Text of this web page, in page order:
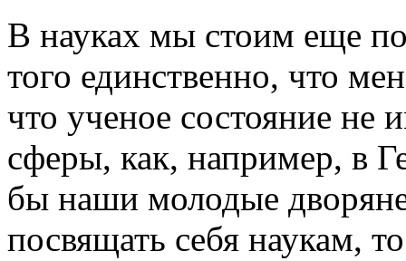
В науках мы стоим еще
того единственно, что
что ученое состояние не
сферы, как, например, в
бы наши молодые
посвящать себя наукам,